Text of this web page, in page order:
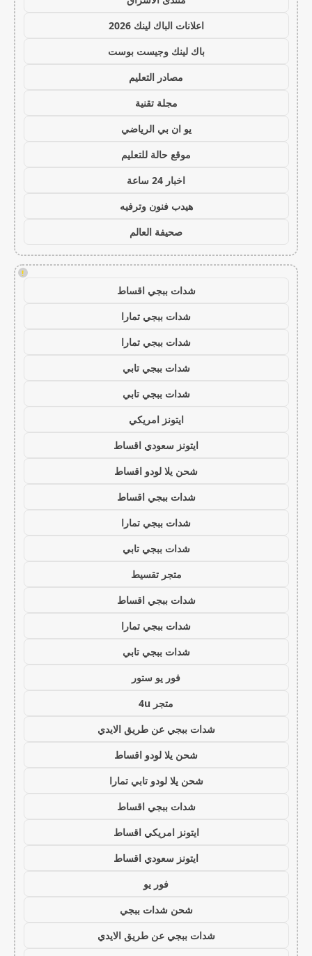
اعلانات الباك لينك 2026
باك لينك وجيست بوست
مصادر التعليم
مجلة تقنية
يو ان بي الرياضي
موقع حالة للتعليم
اخبار 24 ساعة
هيدب فنون وترفيه
صحيفة العالم
!
شدات ببجي اقساط
شدات ببجي تمارا
شدات ببجي تمارا
شدات ببجي تابي
شدات ببجي تابي
ايتونز امريكي
ايتونز سعودي اقساط
شحن يلا لودو اقساط
شدات ببجي اقساط
شدات ببجي تمارا
شدات ببجي تابي
متجر تقسيط
شدات ببجي اقساط
شدات ببجي تمارا
شدات ببجي تابي
فور يو ستور
متجر 4u
شدات ببجي عن طريق الايدي
شحن يلا لودو اقساط
شحن يلا لودو تابي تمارا
شدات ببجي اقساط
ايتونز امريكي اقساط
ايتونز سعودي اقساط
فور يو
شحن شدات ببجي
شدات ببجي عن طريق الايدي